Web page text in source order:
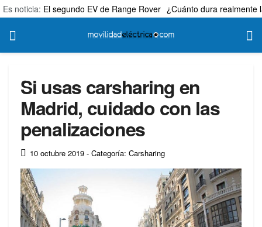
Es noticia: El segundo EV de Range Rover ¿Cuánto dura realmente
Si usas carsharing en
Madrid, cuidado con las
penalizaciones
10 octubre 2019 - Categoría: Carsharing